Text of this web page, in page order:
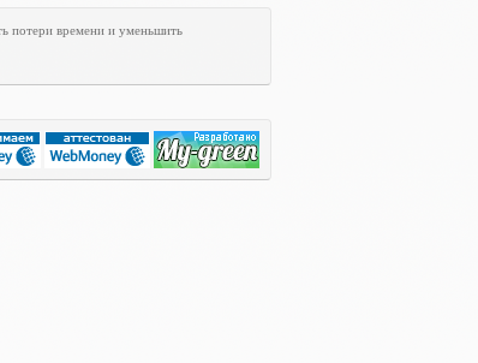
потери времени и уменьшить